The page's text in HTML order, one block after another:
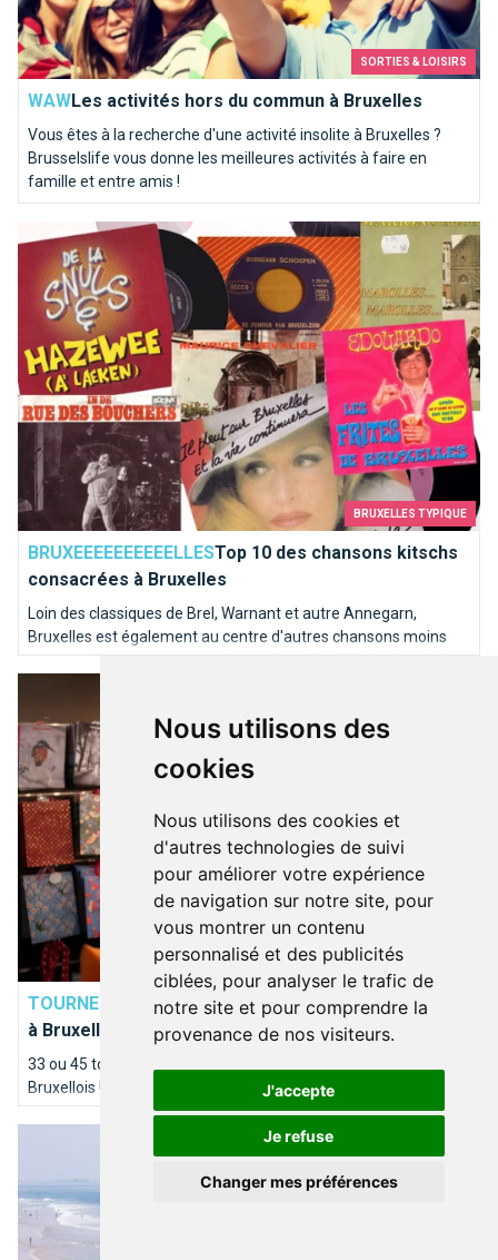
Nous utilisons des
cookies
Nous utilisons des cookies et
d'autres technologies de suivi
pour améliorer votre expérience
de navigation sur notre site, pour
vous montrer un contenu
personnalisé et des publicités
ciblées, pour analyser le trafic de
notre site et pour comprendre la
provenance de nos visiteurs.
J'accepte
Je refuse
Changer mes préférences
SORTIES & LOISIRS
WAWLes activités hors du commun à Bruxelles
Vous êtes à la recherche d'une activité insolite à Bruxelles ?
Brusselslife vous donne les meilleures activités à faire en
famille et entre amis !
BRUXELLES TYPIQUE
BRUXEEEEEEEEEELLESTop 10 des chansons kitschs
consacrées à Bruxelles
Loin des classiques de Brel, Warnant et autre Annegarn,
Bruxelles est également au centre d'autres chansons moins
connues. Nous avons poussé une pièce dans le juke-box de la
Top 10 des chansons kitschs consacrées à Bruxelles
TOURNENT LES VINYLES Où trouver un bon disquaire
à Bruxelles ?
33 ou 45 tours ? Le vinyle revient en force sur les étagères des
Bruxellois ! Plusieurs disquaires bruxellois ont résisté à la
concurrence et des petits nouveaux tentent également
Bons plans à la côte belge : les activités les plus fun à faire